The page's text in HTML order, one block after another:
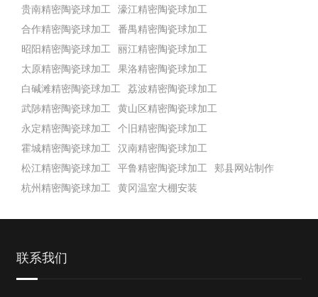
贵南精密陶瓷球加工 濠江精密陶瓷球加工
合作精密陶瓷球加工 番禺精密陶瓷球加工
昭阳精密陶瓷球加工 丽江精密陶瓷球加工
太原精密陶瓷球加工 果洛精密陶瓷球加工
白碱滩精密陶瓷球加工 荔波精密陶瓷球加工
武陟精密陶瓷球加工 黄山区精密陶瓷球加工
永定精密陶瓷球加工 个旧精密陶瓷球加工
霍城精密陶瓷球加工 汉南精密陶瓷球加工
松江精密陶瓷球加工 平鲁精密陶瓷球加工 郏县网站制作
杭州精密陶瓷球加工 黄冈温室大棚安装
联系我们